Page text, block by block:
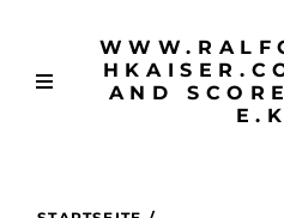
AND